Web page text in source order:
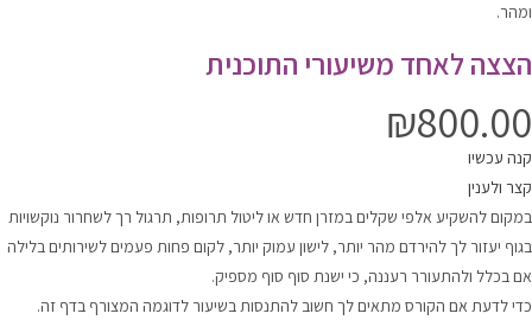
ומהר.
הצצה לאחד משיעורי התוכנית
₪800.00
קנה עכשיו
קצר ולענין
במקום להשקיע אלפי שקלים במזרן חדש או ליטול תרופות, תרגול רך לשחרור נוקשויות
בגוף יעזור לך להירדם מהר יותר, לישון עמוק יותר, לקום פחות פעמים לשירותים בלילה
אם בכלל ולהתעורר רעננה, כי ישנת סוף סוף מספיק.
כדי לדעת אם הקורס מתאים לך חשוב להתנסות בשיעור לדוגמה המצורף בדף זה.